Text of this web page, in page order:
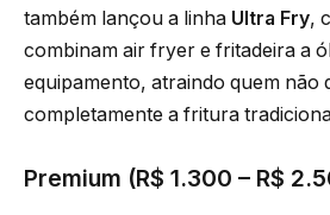
também lançou a linha Ultra Fry,
combinam air fryer e fritadeira a
equipamento, atraindo quem não
completamente a fritura
Premium (R$ 1.300 – R$